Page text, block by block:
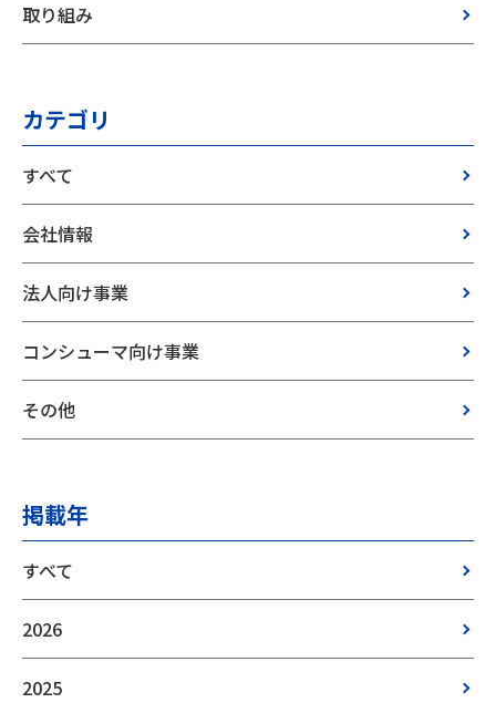
取り組み
カテゴリ
すべて
会社情報
法人向け事業
コンシューマ向け事業
その他
掲載年
すべて
2026
2025